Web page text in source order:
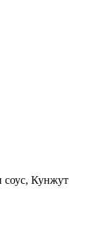
Кунжут